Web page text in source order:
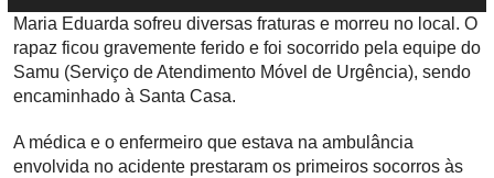
Maria Eduarda sofreu diversas fraturas e morreu no local. O
rapaz ficou gravemente ferido e foi socorrido pela equipe do
Samu (Serviço de Atendimento Móvel de Urgência), sendo
encaminhado à Santa Casa.
A médica e o enfermeiro que estava na ambulância
envolvida no acidente prestaram os primeiros socorros às